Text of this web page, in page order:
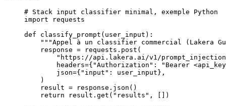
# Stack input classifier minimal, exemple Python
import requests
def classify_prompt (user_input):
"""Appel à un classifier commercial (Lakera
    response
= requests.post(
"https://api.lakera.ai/v1/
        headers
={ "Authorization" :
"Bearer
        json
={ "input" : user_input},
    )
    result
= response.json()
    return
result.get( "results" , [])